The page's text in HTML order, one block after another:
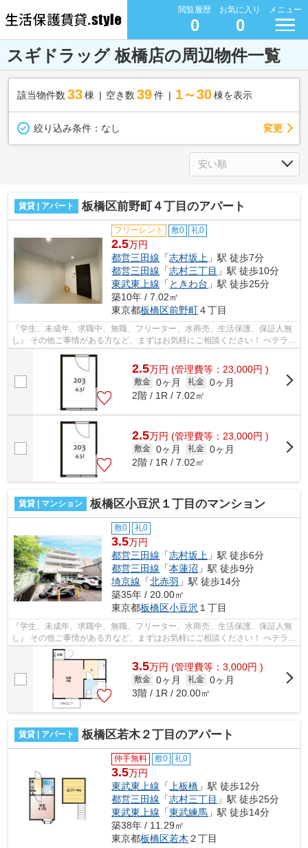
閲覧履歴
0
お気に入り
0
メニュー
スギドラッグ 板橋店の周辺物件一覧
該当物件数 33棟 空き数 39 件 1～30 棟を表示
絞り込み条件： なし 変更
賃貸 | アパート 板橋区前野町４丁目のアパート
フリーレント 敷0 礼0
2.5万円
都営三田線 「志村坂上 」駅 徒歩7分
都営三田線 「志村三丁目 」駅 徒歩10分
東武東上線 「 ときわ台 」駅 徒歩25分
築10年 / 7.02㎡
東京都板橋区前野町４丁目
『学生、未成年、求職中、無職、フリーター、水商売、生活保護、保証人無
し』 その他ご事情がある方など、まずはお気軽にご相談ください！ べテラン
スタッフが対応致しますのでご希望...
2.5万円 (管理費等：23,000円 )
敷金 0ヶ月 礼金 0ヶ月
2階 / 1R / 7.02㎡
2.5万円 (管理費等：23,000円 )
敷金 0ヶ月 礼金 0ヶ月
2階 / 1R / 7.02㎡
賃貸 | マンション 板橋区小豆沢１丁目のマンション
敷0 礼0
3.5万円
都営三田線 「志村坂上 」駅 徒歩6分
都営三田線 「本蓮沼 」駅 徒歩9分
埼京線 「北赤羽 」駅 徒歩14分
築35年 / 20.00㎡
東京都板橋区小豆沢 １丁目
『学生、未成年、求職中、無職、フリーター、水商売、生活保護、保証人無
し』 その他ご事情がある方など、まずはお気軽にご相談ください！ べテラン
スタッフが対応致しますのでご希望...
3.5万円 (管理費等：3,000円 )
敷金 0ヶ月 礼金 0ヶ月
3階 / 1R / 20.00㎡
賃貸 | アパート 板橋区若木２丁目のアパート
仲手無料 敷0 礼0
3.5万円
東武東上線 「 上板橋 」駅 徒歩12分
都営三田線 「志村三丁目 」駅 徒歩25分
東武東上線 「東武練馬 」駅 徒歩14分
築38年 / 11.29㎡
東京都板橋区若木 ２丁目